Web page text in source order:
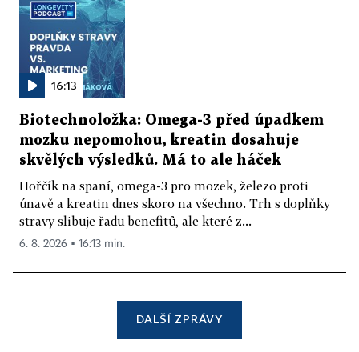
16:13
Biotechnoložka: Omega-3 před úpadkem
mozku nepomohou, kreatin dosahuje
skvělých výsledků. Má to ale háček
Hořčík na spaní, omega-3 pro mozek, železo proti
únavě a kreatin dnes skoro na všechno. Trh s doplňky
stravy slibuje řadu benefitů, ale které z...
6. 8. 2026 ▪ 16:13 min.
DALŠÍ ZPRÁVY